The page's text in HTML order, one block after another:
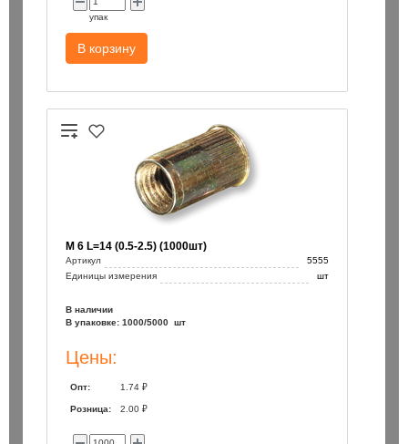
упак
В корзину
М 6 L=14 (0.5-2.5) (1000шт)
Артикул
5555
Единицы измерения
шт
В наличии
В упаковке: 1000/5000 шт
Цены:
Опт: 1.74 ₽
Розница: 2.00 ₽